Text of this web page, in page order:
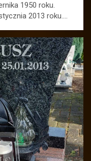
1950 roku.
2013 roku.…